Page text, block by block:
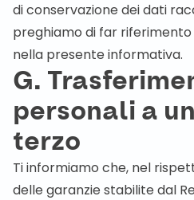
di conservazione dei dati
preghiamo di far
nella presente informativa.
G.
personali a
terzo
Ti informiamo che, nel
delle garanzie stabilite dal